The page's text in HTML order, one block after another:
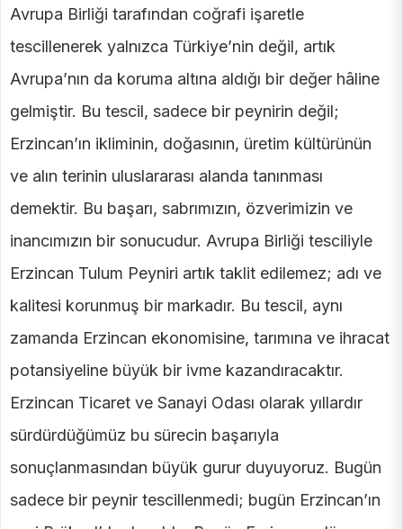
Avrupa Birliği tarafından coğrafi işaretle
tescillenerek yalnızca Türkiye’nin değil, artık
Avrupa’nın da koruma altına aldığı bir değer hâline
gelmiştir. Bu tescil, sadece bir peynirin değil;
Erzincan’ın ikliminin, doğasının, üretim kültürünün
ve alın terinin uluslararası alanda tanınması
demektir. Bu başarı, sabrımızın, özverimizin ve
inancımızın bir sonucudur. Avrupa Birliği tesciliyle
Erzincan Tulum Peyniri artık taklit edilemez; adı ve
kalitesi korunmuş bir markadır. Bu tescil, aynı
zamanda Erzincan ekonomisine, tarımına ve ihracat
potansiyeline büyük bir ivme kazandıracaktır.
Erzincan Ticaret ve Sanayi Odası olarak yıllardır
sürdürdüğümüz bu sürecin başarıyla
sonuçlanmasından büyük gurur duyuyoruz. Bugün
sadece bir peynir tescillenmedi; bugün Erzincan’ın